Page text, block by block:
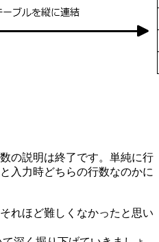
の説明は終了です。単純に行
入力時どちらの行数なのかに
れほど難しくなかったと思い